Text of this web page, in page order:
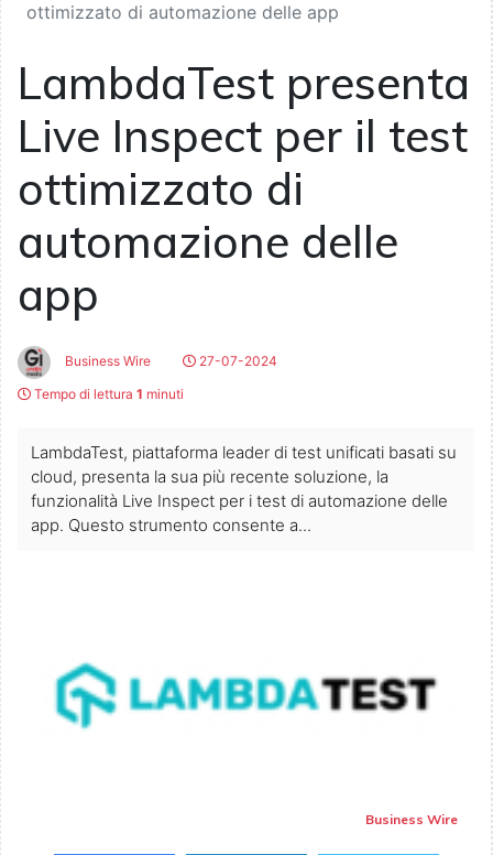
ottimizzato di automazione delle app
LambdaTest presenta
Live Inspect per il test
ottimizzato di
automazione delle
app
Business Wire
27-07-2024
Tempo di lettura 1 minuti
LambdaTest, piattaforma leader di test unificati basati su
cloud, presenta la sua più recente soluzione, la
funzionalità Live Inspect per i test di automazione delle
app. Questo strumento consente a...
Business Wire